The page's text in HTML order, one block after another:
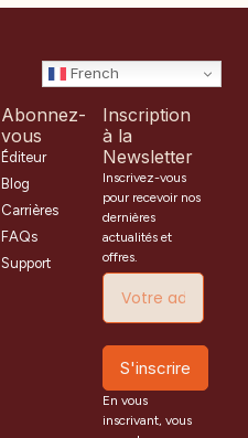
French
Abonnez-
vous
Éditeur
Blog
Carrières
FAQs
Support
Inscription
à la
Newsletter
Inscrivez-vous
pour recevoir nos
dernières
actualités et
offres.
S'inscrire
En vous
inscrivant, vous